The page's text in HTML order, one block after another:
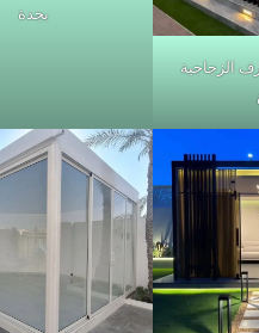
الزجاجية
بجدة